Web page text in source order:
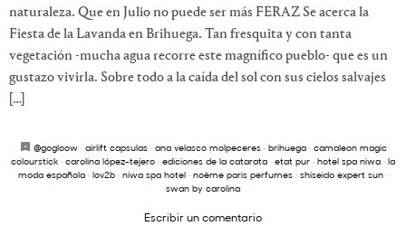
naturaleza. Que en Julio no puede ser más FERAZ Se acerca la
Fiesta de la Lavanda en Brihuega. Tan fresquita y con tanta
vegetación -mucha agua recorre este magnífico pueblo- que es un
gustazo vivirla. Sobre todo a la caída del sol con sus cielos salvajes
[…]
@gogloow· airlift capsulas· ana velasco molpeceres· brihuega· camaleon magic
colourstick · carolina lópez-tejero · ediciones de la catarata · etat pur · hotel spa niwa · la
moda española · lov2b · niwa spa hotel · noème paris perfumes · shiseido expert sun ·
swan by carolina
Escribir un comentario